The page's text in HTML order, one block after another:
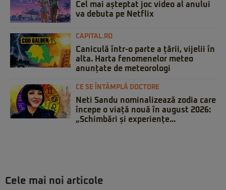
Cel mai așteptat joc video al anului
va debuta pe Netflix
CAPITAL.RO
Caniculă într-o parte a țării, vijelii în
alta. Harta fenomenelor meteo
anunțate de meteorologi
CE SE ÎNTÂMPLĂ DOCTORE
Neti Sandu nominalizează zodia care
începe o viață nouă în august 2026:
„Schimbări și experiențe...
Cele mai noi articole